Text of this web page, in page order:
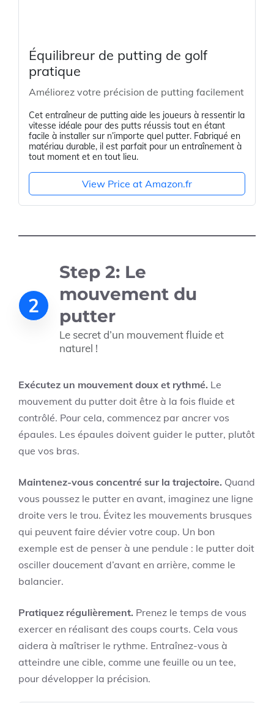
Équilibreur de putting de golf
pratique
Améliorez votre précision de putting facilement
Cet entraîneur de putting aide les joueurs à ressentir la
vitesse idéale pour des putts réussis tout en étant
facile à installer sur n’importe quel putter. Fabriqué en
matériau durable, il est parfait pour un entraînement à
tout moment et en tout lieu.
View Price at Amazon.fr
2
Step 2: Le
mouvement du
putter
Le secret d’un mouvement fluide et
naturel !
Exécutez un mouvement doux et rythmé. Le
mouvement du putter doit être à la fois fluide et
contrôlé. Pour cela, commencez par ancrer vos
épaules. Les épaules doivent guider le putter, plutôt
que vos bras.
Maintenez-vous concentré sur la trajectoire. Quand
vous poussez le putter en avant, imaginez une ligne
droite vers le trou. Évitez les mouvements brusques
qui peuvent faire dévier votre coup. Un bon
exemple est de penser à une pendule : le putter doit
osciller doucement d’avant en arrière, comme le
balancier.
Pratiquez régulièrement. Prenez le temps de vous
exercer en réalisant des coups courts. Cela vous
aidera à maîtriser le rythme. Entraînez-vous à
atteindre une cible, comme une feuille ou un tee,
pour développer la précision.